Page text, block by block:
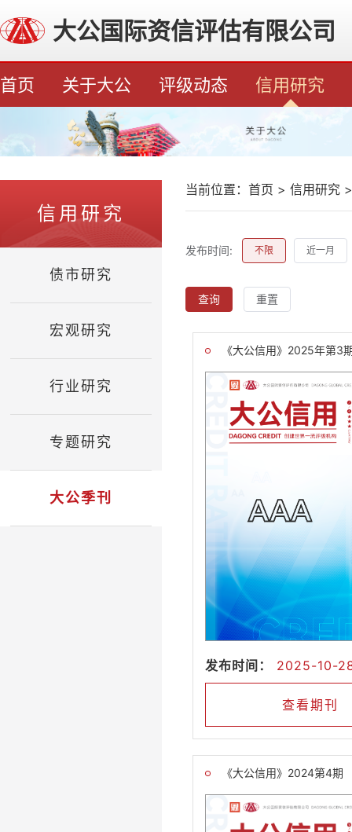
大公国际资信评估有限公司
首页 关于大公 评级动态 信用研究
信用研究
债市研究
宏观研究
行业研究
专题研究
大公季刊
当前位置： 首页 > 信用研究
发布时间: 不限 近一月
查询 重置
《大公信用》2025年第3
发布时间： 2025-10-
查看期刊
《大公信用》2024第4期